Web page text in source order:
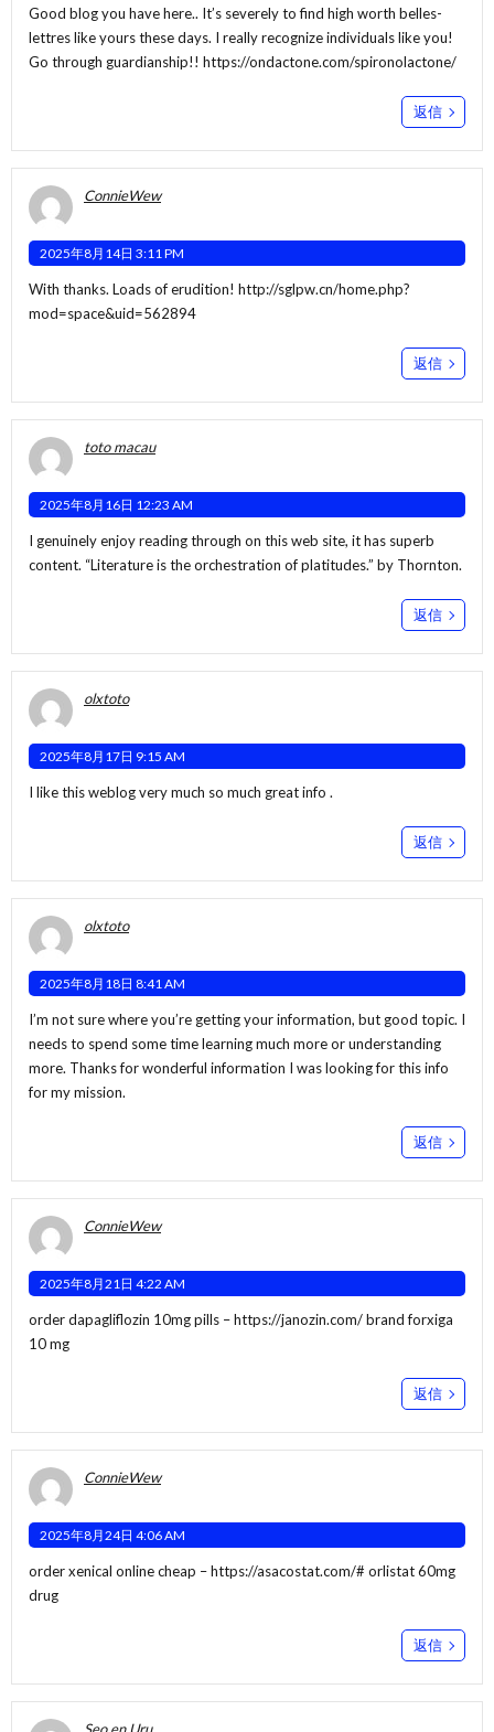
Good blog you have here.. It’s severely to find high worth belles-
lettres like yours these days. I really recognize individuals like you!
Go through guardianship!! https://ondactone.com/spironolactone/
返信
ConnieWew
2025年8月14日 3:11 PM
With thanks. Loads of erudition! http://sglpw.cn/home.php?
mod=space&uid=562894
返信
toto macau
2025年8月16日 12:23 AM
I genuinely enjoy reading through on this web site, it has superb
content. “Literature is the orchestration of platitudes.” by Thornton.
返信
olxtoto
2025年8月17日 9:15 AM
I like this weblog very much so much great info .
返信
olxtoto
2025年8月18日 8:41 AM
I’m not sure where you’re getting your information, but good topic. I
needs to spend some time learning much more or understanding
more. Thanks for wonderful information I was looking for this info
for my mission.
返信
ConnieWew
2025年8月21日 4:22 AM
order dapagliflozin 10mg pills –https://janozin.com/brand forxiga
10 mg
返信
ConnieWew
2025年8月24日 4:06 AM
order xenical online cheap –https://asacostat.com/# orlistat 60mg
drug
返信